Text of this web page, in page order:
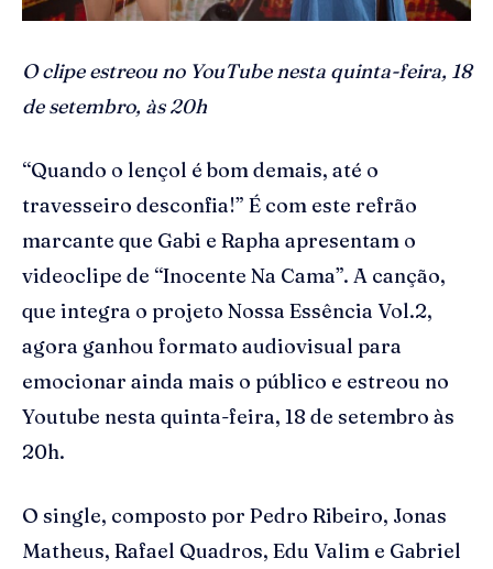
O clipe estreou no YouTube nesta quinta-feira, 18
de setembro, às 20h
“Quando o lençol é bom demais, até o
travesseiro desconfia!” É com este refrão
marcante que Gabi e Rapha apresentam o
videoclipe de “Inocente Na Cama”. A canção,
que integra o projeto Nossa Essência Vol.2,
agora ganhou formato audiovisual para
emocionar ainda mais o público e estreou no
Youtube nesta quinta-feira, 18 de setembro às
20h.
O single, composto por Pedro Ribeiro, Jonas
Matheus, Rafael Quadros, Edu Valim e Gabriel